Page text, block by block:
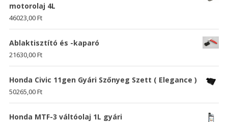
motorolaj 4L
46023,00Ft
Ablaktisztító és -kaparó
21630,00Ft
Honda Civic 11gen Gyári Szőnyeg Szett ( Elegance )
50265,00Ft
Honda MTF-3 váltóolaj 1L gyári